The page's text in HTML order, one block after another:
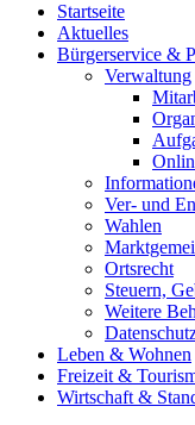
Startseite
Aktuelles
Bürgerservice &
Verwaltung
Ver- und
Wahlen
Ortsrecht
Steuern,
Weitere
Leben & Wohnen
Freizeit &
Wirtschaft &